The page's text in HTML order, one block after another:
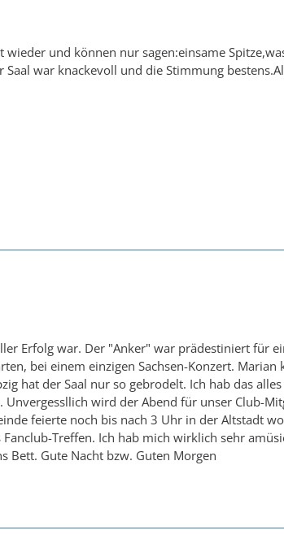
und können nur sagen:einsame
war knackevoll und die Stimmung
Erfolg war. Der "Anker" war prädestiniert für
bei einem einzigen Sachsen-Konzert.
hat der Saal nur so gebrodelt. Ich hab das
wird der Abend für unser Club-
feierte noch bis nach 3 Uhr in der Altstadt
Treffen. Ich hab mich wirklich sehr
Bett. Gute Nacht bzw. Guten Morgen